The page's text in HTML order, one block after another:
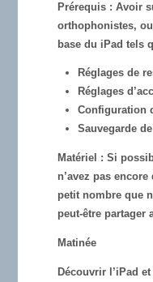
Prérequis : Avoir
orthophonistes,
base du iPad tels
Réglages de
Réglages
Configuration
Sauvegarde
Matériel : Si
n’avez pas
petit nombre que
peut-être partager
Matinée
Découvrir l’iPad